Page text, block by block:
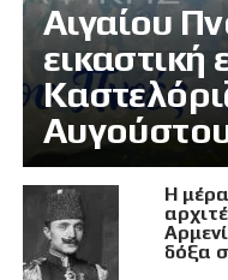
Αιγαίου
Η
δόξα